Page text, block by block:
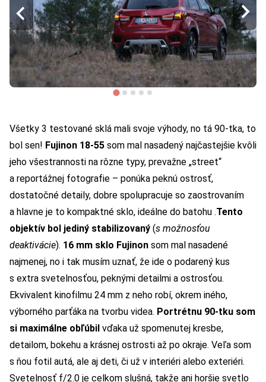
Všetky 3 testované sklá mali svoje výhody, no tá 90-tka, to
bol sen! Fujinon 18-55 som mal nasadený najčastejšie kvôli
jeho všestrannosti na rôzne typy, prevažne „street“
a reportážnej fotografie – ponúka peknú ostrosť,
dostatočné detaily, dobre spolupracuje so zaostrovaním
a hlavne je to kompaktné sklo, ideálne do batohu .Tento
objektív bol jediný stabilizovaný (s možnosťou
deaktivácie). 16 mm sklo Fujinon som mal nasadené
najmenej, no i tak musím uznať, že ide o podarený kus
s extra svetelnosťou, peknými detailmi a ostrosťou.
Ekvivalent kinofilmu 24 mm z neho robí, okrem iného,
výborného parťáka na tvorbu videa. Portrétnu 90-tku som
si maximálne obľúbil vďaka už spomenutej kresbe,
detailom, bokehu a krásnej ostrosti až po okraje. Veľa som
s ňou fotil autá, ale aj deti, či už v interiéri alebo exteriéri.
Svetelnosť f/2.0 je celkom slušná, takže ani horšie svetlo